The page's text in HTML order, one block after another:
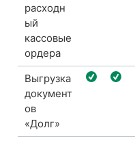
расходн
ый
кассовые
ордера
Выгрузка
документ
ов
«Долг»